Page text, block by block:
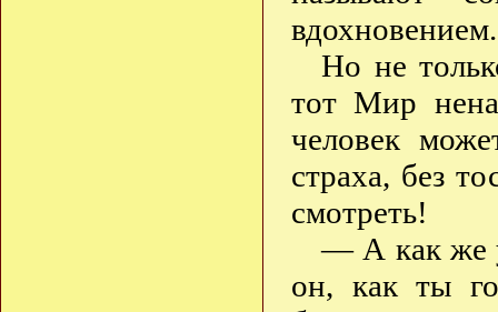
вдохновением.
Но не
тот Мир
человек
страха, без
смотреть!
— А как же
он, как ты